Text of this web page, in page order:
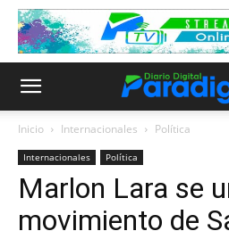
Inicio Internacionales Política
Internacionales Política
Marlon Lara se
movimiento de